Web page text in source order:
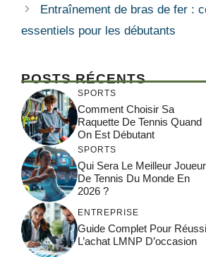
Entraînement de bras de fer :
essentiels pour les débutants
POSTS RÉCENTS
SPORTS
Comment Choisir Sa
Raquette De Tennis Quand
On Est Débutant
SPORTS
Qui Sera Le Meilleur Joueur
De Tennis Du Monde En
2026 ?
ENTREPRISE
Guide Complet Pour
L’achat LMNP D’occasion